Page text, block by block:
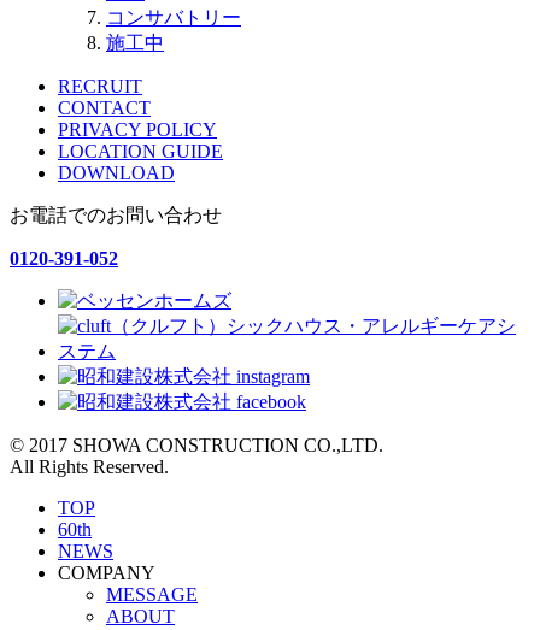
コンサバトリー
施工中
RECRUIT
CONTACT
PRIVACY POLICY
LOCATION GUIDE
DOWNLOAD
お電話でのお問い合わせ
0120-391-052
© 2017 SHOWA CONSTRUCTION CO.,LTD.
All Rights Reserved.
TOP
60th
NEWS
COMPANY
MESSAGE
ABOUT